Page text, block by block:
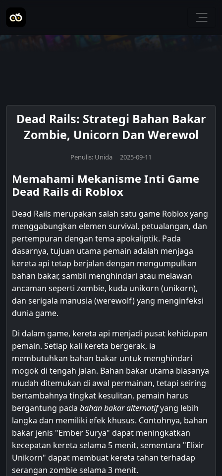
Dead Rails: Strategi Bahan Bakar
Zombie, Unicorn Dan Werewol
Penulis: Unida 2025-09-11
Memahami Mekanisme Inti Game
Dead Rails di Roblox
Dead Rails merupakan salah satu game Roblox yang
menggabungkan elemen survival, petualangan, dan
pertempuran dengan tema apokaliptik. Pada
dasarnya, tujuan utama pemain adalah menjaga
kereta api tetap berjalan dengan mengumpulkan
bahan bakar, sambil menghindari atau melawan
ancaman seperti zombie, kuda unikorn (unikorn),
dan serigala manusia (werewolf) yang menginfeksi
dunia game.
Di dalam game, kereta api menjadi pusat kehidupan
pemain. Setiap kali kereta bergerak, ia
membutuhkan bahan bakar untuk menghindari
mogok di tengah jalan. Bahan bakar utama biasanya
mudah ditemukan di awal permainan, tetapi seiring
bertambahnya tingkat kesulitan, pemain harus
bergantung pada bahan bakar alternatifyang lebih
langka dan memiliki efek khusus. Contohnya, bahan
bakar jenis "Ember Surya" dapat meningkatkan
kecepatan kereta selama 5 menit, sementara "Elixir
Unikorn" dapat membuat kereta tahan terhadap
serangan zombie selama 3 menit.